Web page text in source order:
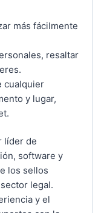
más fácilmente
resaltar
cualquier
y lugar,
líder de
software y
los sellos
legal.
y el